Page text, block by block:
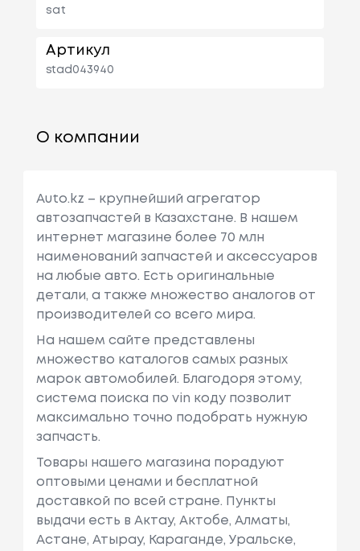
sat
Артикул
stad043940
О компании
Auto.kz – крупнейший агрегатор
автозапчастей в Казахстане. В нашем
интернет магазине более 70 млн
наименований запчастей и аксессуаров
на любые авто. Есть оригинальные
детали, а также множество аналогов от
производителей со всего мира.
На нашем сайте представлены
множество каталогов самых разных
марок автомобилей. Благодоря этому,
система поиска по vin коду позволит
максимально точно подобрать нужную
запчасть.
Товары нашего магазина порадуют
оптовыми ценами и бесплатной
доставкой по всей стране. Пункты
выдачи есть в Актау, Актобе, Алматы,
Астане, Атырау, Караганде, Уральске,